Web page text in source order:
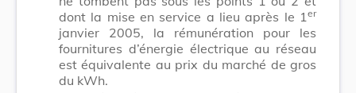
dont la mise en service a lieu après le 1 er
janvier 2005, la rémunération pour les
fournitures d’énergie électrique au réseau
est équivalente au prix du marché de gros
du kWh.